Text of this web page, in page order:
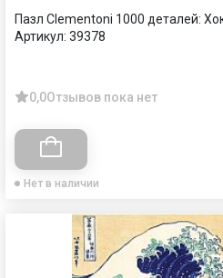
Пазл Clementoni 1000 деталей:
Артикул: 39378
0,0Отзывов пока нет
Нет в наличии